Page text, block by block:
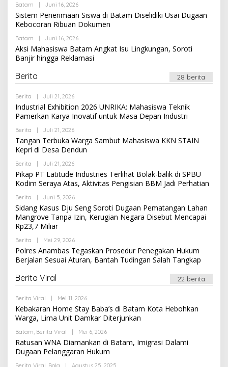
Batam Juni 16, 2026Oleh
Newssportsaz_0q4zf1
Sistem Penerimaan Siswa di Batam Diselidiki Usai Dugaan
Kebocoran Ribuan Dokumen
Batam Juni 16, 2026Oleh
Newssportsaz_0q4zf1
Aksi Mahasiswa Batam Angkat Isu Lingkungan, Soroti
Banjir hingga Reklamasi
Berita 28 berita
Berita Juli 21, 2026Oleh
Industrial Exhibition 2026 UNRIKA: Mahasiswa Teknik
Pamerkan Karya Inovatif untuk Masa Depan Industri
Berita Juli 21, 2026Oleh
Newssportsaz_0q4zf1
Tangan Terbuka Warga Sambut Mahasiswa KKN STAIN
Kepri di Desa Dendun
Berita Juli 21, 2026Oleh
Newssportsaz_0q4zf1
Pikap PT Latitude Industries Terlihat Bolak-balik di SPBU
Kodim Seraya Atas, Aktivitas Pengisian BBM Jadi Perhatian
Berita Juni 5, 2026Oleh
Sidang Kasus Dju Seng Soroti Dugaan Pematangan Lahan
Mangrove Tanpa Izin, Kerugian Negara Disebut Mencapai
Rp23,7 Miliar
Berita Mei 29, 2026Oleh
Newssportsaz_0q4zf1
Polres Anambas Tegaskan Prosedur Penegakan Hukum
Berjalan Sesuai Aturan, Bantah Tudingan Salah Tangkap
Berita Viral 22 berita
Berita Viral Mei 11, 2026Oleh
Newssportsaz_0q4zf1
Kebakaran Home Stay Baba’s di Batam Kota Hebohkan
Warga, Lima Unit Damkar Diterjunkan
Batam, Berita Viral Mei 6, 2026Oleh
Newssportsaz_0q4zf1
Ratusan WNA Diamankan di Batam, Imigrasi Dalami
Dugaan Pelanggaran Hukum
Berita Viral, Bola Agustus 25, 2025